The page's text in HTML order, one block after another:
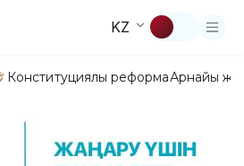
KZ
Конституциялық реформаАрнайы